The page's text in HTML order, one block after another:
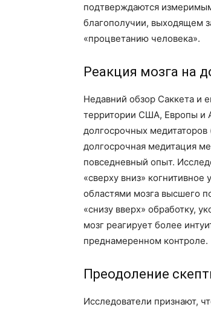
подтверждаются
благополучии, выходящем
«процветанию человека».
Реакция мозга на
Недавний обзор Саккета и
территории США, Европы и
долгосрочных
долгосрочная медитация
повседневный опыт.
«сверху вниз»
областями мозга высшего
«снизу вверх» обработку,
мозг реагирует более
преднамеренном контроле.
Преодоление
Исследователи признают,